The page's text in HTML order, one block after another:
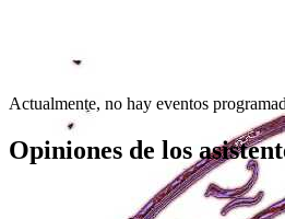
Actualmente, no hay eventos
Opiniones de los